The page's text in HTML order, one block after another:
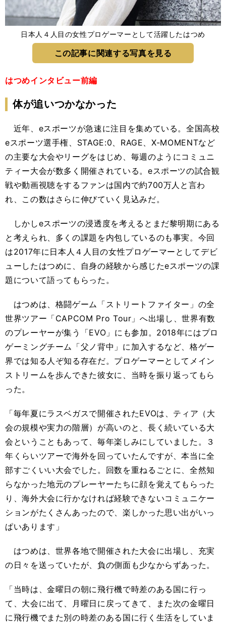
日本人４人目の女性プロゲーマーとして活躍したはつめ
この記事に関連する写真を見る
はつめインタビュー前編
体が追いつかなかった
近年、eスポーツが急速に注目を集めている。全国高校
eスポーツ選手権、STAGE:0、RAGE、X-MOMENTなど
の主要な大会やリーグをはじめ、毎週のようにコミュニ
ティー大会が数多く開催されている。eスポーツの試合観
戦や動画視聴をするファンは国内で約700万人と言わ
れ、この数はさらに伸びていく見込みだ。
しかしeスポーツの浸透度を考えるとまだ黎明期にある
と考えられ、多くの課題を内包しているのも事実。今回
は2017年に日本人４人目の女性プロゲーマーとしてデビ
ューしたはつめに、自身の経験から感じたeスポーツの課
題について語ってもらった。
はつめは、格闘ゲーム「ストリートファイター」の全
世界ツアー「CAPCOM Pro Tour」へ出場し、世界有数
のプレーヤーが集う「EVO」にも参加。2018年にはプロ
ゲーミングチーム「父ノ背中」に加入するなど、格ゲー
界では知る人ぞ知る存在だ。プロゲーマーとしてメイン
ストリームを歩んできた彼女に、当時を振り返ってもら
った。
「毎年夏にラスベガスで開催されたEVOは、ティア（大
会の規模や実力の階層）が高いのと、長く続いている大
会ということもあって、毎年楽しみにしていました。３
年くらいツアーで海外を回っていたんですが、本当に全
部すごくいい大会でした。回数を重ねるごとに、全然知
らなかった地元のプレーヤーたちに顔を覚えてもらった
り、海外大会に行かなければ経験できないコミュニケー
ションがたくさんあったので、楽しかった思い出がいっ
ぱいあります」
はつめは、世界各地で開催された大会に出場し、充実
の日々を送っていたが、負の側面も少なからずあった。
「当時は、金曜日の朝に飛行機で時差のある国に行っ
て、大会に出て、月曜日に戻ってきて、また次の金曜日
に飛行機でまた別の時差のある国に行く生活をしていま